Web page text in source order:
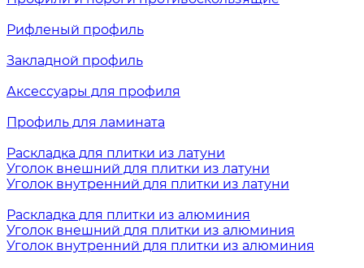
Рифленый профиль
Закладной профиль
Аксессуары для профиля
Профиль для ламината
Раскладка для плитки из латуни
Уголок внешний для плитки из латуни
Уголок внутренний для плитки из латуни
Раскладка для плитки из алюминия
Уголок внешний для плитки из алюминия
Уголок внутренний для плитки из алюминия